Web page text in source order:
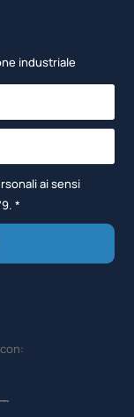
industriale
ai sensi
*